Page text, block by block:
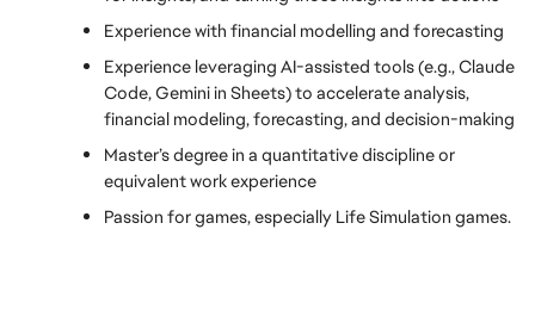
Experience with financial modelling and forecasting
Experience leveraging AI-assisted tools (e.g., Claude
Code, Gemini in Sheets) to accelerate analysis,
financial modeling, forecasting, and decision-making
Master’s degree in a quantitative discipline or
equivalent work experience
Passion for games, especially Life Simulation games.